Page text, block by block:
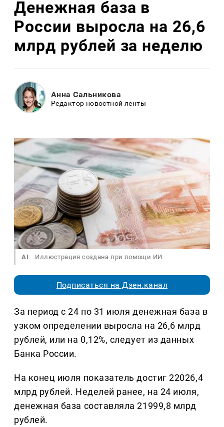
Денежная база в
России выросла на 26,6
млрд рублей за неделю
Анна Сальникова
Редактор новостной ленты
AI Иллюстрация создана при помощи ИИ
Подписаться на Дзен.канал
За период с 24 по 31 июля денежная база в
узком определении выросла на 26,6 млрд
рублей, или на 0,12%, следует из данных
Банка России.
На конец июля показатель достиг 22026,4
млрд рублей. Неделей ранее, на 24 июля,
денежная база составляла 21999,8 млрд
рублей.